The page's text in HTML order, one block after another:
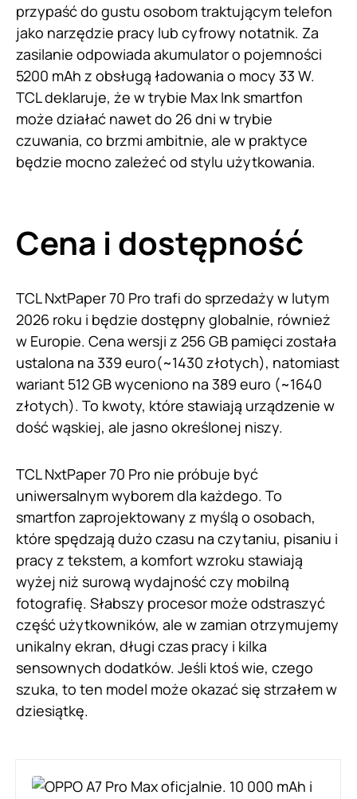
przypaść do gustu osobom traktującym telefon
jako narzędzie pracy lub cyfrowy notatnik. Za
zasilanie odpowiada akumulator o pojemności
5200 mAh z obsługą ładowania o mocy 33 W.
TCL deklaruje, że w trybie Max Ink smartfon
może działać nawet do 26 dni w trybie
czuwania, co brzmi ambitnie, ale w praktyce
będzie mocno zależeć od stylu użytkowania.
Cena i dostępność
TCL NxtPaper 70 Pro trafi do sprzedaży w lutym
2026 roku i będzie dostępny globalnie, również
w Europie. Cena wersji z 256 GB pamięci została
ustalona na 339 euro(~1430 złotych), natomiast
wariant 512 GB wyceniono na 389 euro (~1640
złotych). To kwoty, które stawiają urządzenie w
dość wąskiej, ale jasno określonej niszy.
TCL NxtPaper 70 Pro nie próbuje być
uniwersalnym wyborem dla każdego. To
smartfon zaprojektowany z myślą o osobach,
które spędzają dużo czasu na czytaniu, pisaniu i
pracy z tekstem, a komfort wzroku stawiają
wyżej niż surową wydajność czy mobilną
fotografię. Słabszy procesor może odstraszyć
część użytkowników, ale w zamian otrzymujemy
unikalny ekran, długi czas pracy i kilka
sensownych dodatków. Jeśli ktoś wie, czego
szuka, to ten model może okazać się strzałem w
dziesiątkę.